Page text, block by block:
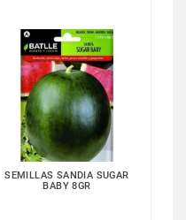
SEMILLAS SANDIA SUGAR
BABY 8GR